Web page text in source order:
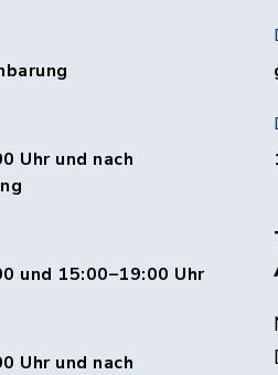
Uhr und nach
und 15:00–19:00 Uhr
Uhr und nach